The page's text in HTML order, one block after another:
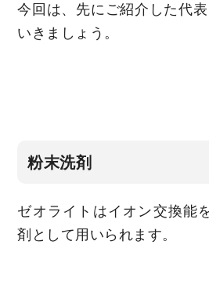
今回は、先にご紹介した代
いきましょう。
粉末洗剤
ゼオライトはイオン交換能
剤として用いられます。